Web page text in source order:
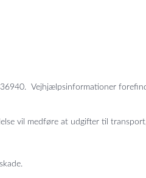
Vejhjælpsinformationer
vil medføre at udgifter til